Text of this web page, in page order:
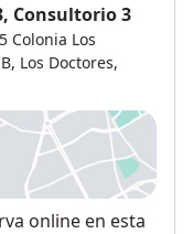
Consultorio 3
Colonia Los
Los Doctores,
en una nueva
online en esta